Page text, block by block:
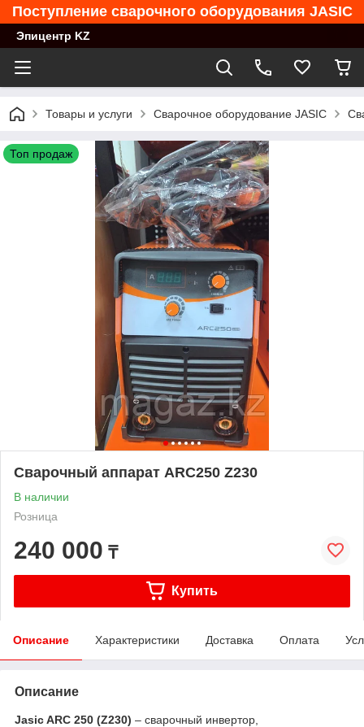
Поступление сварочного оборудования JASIC
Эпицентр KZ
Товары и услуги Сварочное оборудование JASIC
Топ продаж
Сварочный аппарат ARC250 Z230
В наличии
Розница
240 000 ₸
Купить
Описание Характеристики Доставка Оплата
Описание
Jasic ARC 250 (Z230) – сварочный инвертор,